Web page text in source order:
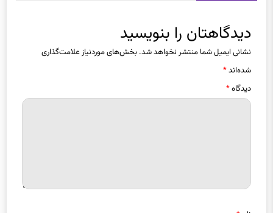
نشانی ایمیل شما منتشر نخواهد شد.بخش‌های موردنیاز علامت‌گذاری
شده‌اند*
دیدگاه*